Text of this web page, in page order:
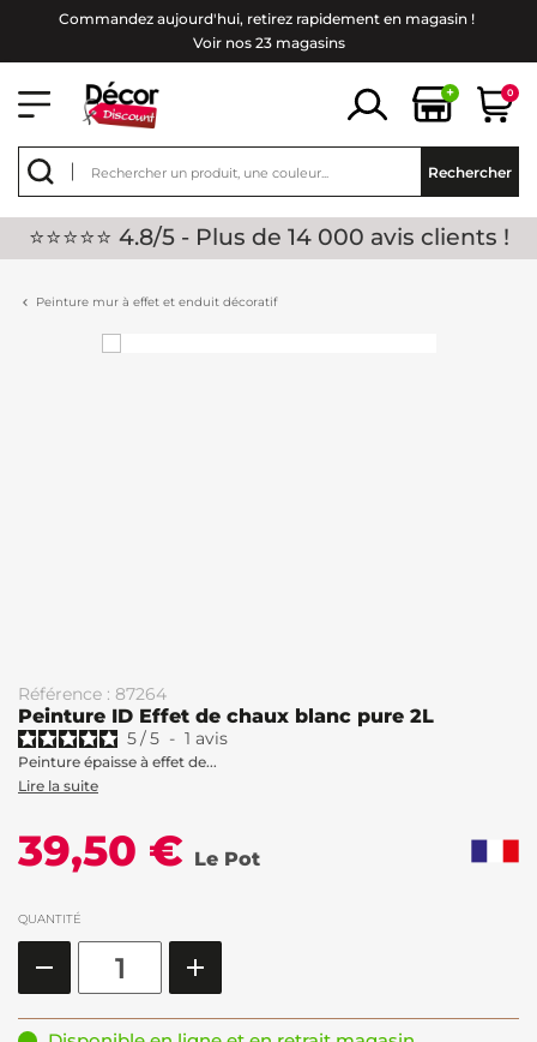
Commandez aujourd'hui, retirez rapidement en magasin !
Voir nos 23 magasins
+ 0
Rechercher
⭐⭐⭐⭐⭐ 4.8/5 - Plus de 14 000 avis clients !
Peinture mur à effet et enduit décoratif
Référence : 87264
Peinture ID Effet de chaux blanc pure 2L
5/5 - 1 avis
Peinture épaisse à effet de...
Lire la suite
39,50 € Le Pot
QUANTITÉ